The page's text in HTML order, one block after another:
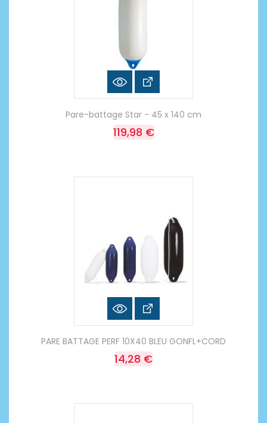
Pare-battage Star - 45 x 140 cm
119,98 €
PARE BATTAGE PERF 10X40 BLEU GONFL+CORD
14,28 €